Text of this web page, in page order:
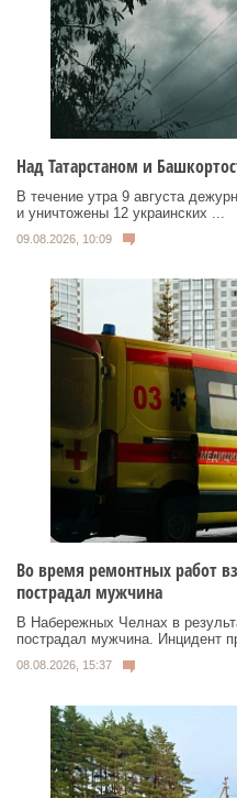
Над Татарстаном и
В течение утра 9 августа
и уничтожены 12 украинских ...
09.08.2026, 10:09
Во время ремонтных работ
пострадал мужчина
В Набережных Челнах в
пострадал мужчина. Инцидент
08.08.2026, 15:37